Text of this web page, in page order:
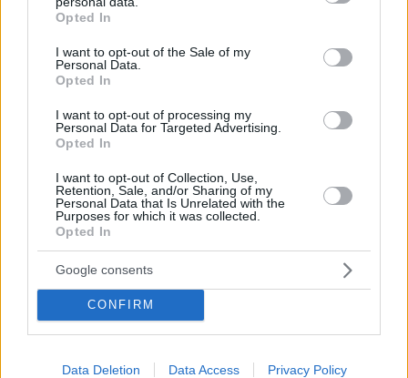
grant or deny consent to Google and its third-party tags to
use your data for below specified purposes in below Google
consent section.
Opted In
I want to opt-out of the Sale of my
Personal Data.
Opted In
I want to opt-out of processing my
Personal Data for Targeted Advertising.
Opted In
I want to opt-out of Collection, Use,
Retention, Sale, and/or Sharing of my
Personal Data that Is Unrelated with the
Purposes for which it was collected.
Opted In
Google consents
CONFIRM
Data Deletion Data Access Privacy Policy
Στο Α΄ Νεκροταφείο το μνημόσυνο για τον έναν